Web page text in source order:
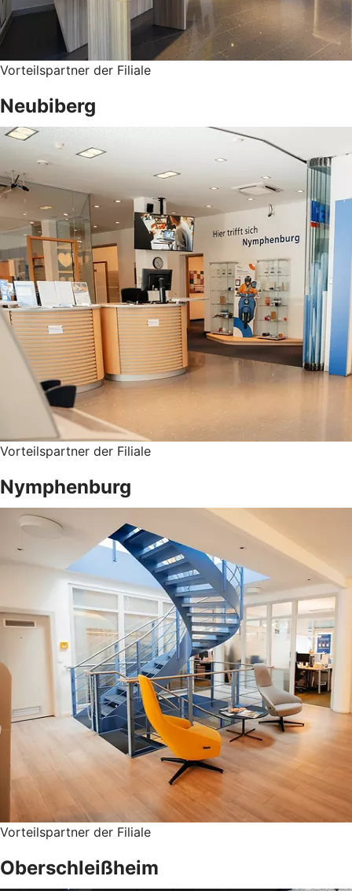
Vorteilspartner der Filiale
Neubiberg
Vorteilspartner der Filiale
Nymphenburg
Vorteilspartner der Filiale
Oberschleißheim